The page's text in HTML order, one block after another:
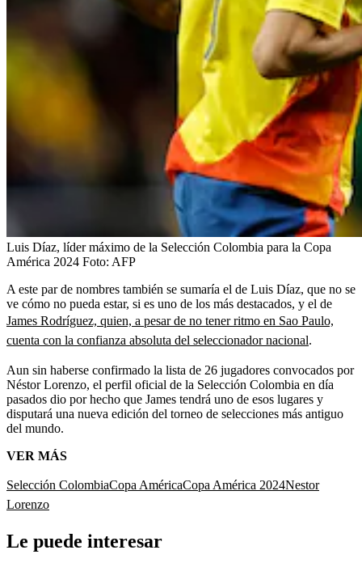
Luis Díaz, líder máximo de la Selección Colombia para la Copa
América 2024 Foto: AFP
A este par de nombres también se sumaría el de Luis Díaz, que no se
ve cómo no pueda estar, si es uno de los más destacados, y el de
James Rodríguez, quien, a pesar de no tener ritmo en Sao Paulo,
cuenta con la confianza absoluta del seleccionador nacional.
Aun sin haberse confirmado la lista de 26 jugadores convocados por
Néstor Lorenzo, el perfil oficial de la Selección Colombia en día
pasados dio por hecho que James tendrá uno de esos lugares y
disputará una nueva edición del torneo de selecciones más antiguo
del mundo.
VER MÁS
Selección ColombiaCopa AméricaCopa América 2024Nestor
Lorenzo
Le puede interesar